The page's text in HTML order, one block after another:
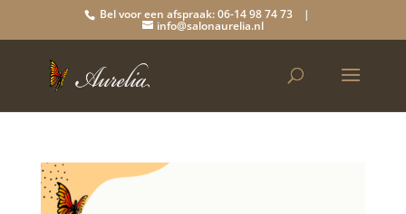
Bel voor een afspraak: 06-14 98 74 73 |
info@salonaurelia.nl